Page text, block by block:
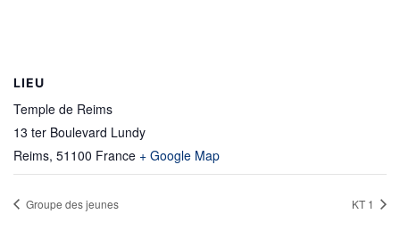
LIEU
Temple de Reims
13 ter Boulevard Lundy
Reims, 51100 France + Google Map
Groupe des jeunes KT 1